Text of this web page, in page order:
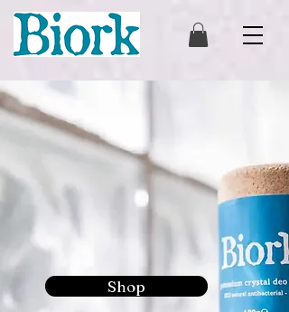
Das weltweit erste
plastikfreie Kristall
Deo mit 24h Schutz
Shop